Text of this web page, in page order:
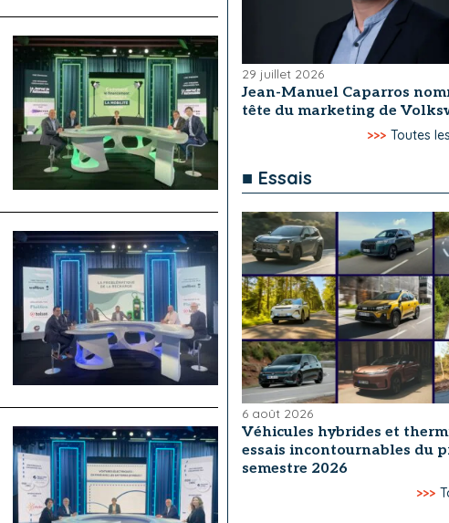
29 juillet 2026
Jean-Manuel Caparros
tête du marketing de
>>> Toutes
■ Essais
6 août 2026
Véhicules hybrides et
essais incontournables du
semestre 2026
>>>